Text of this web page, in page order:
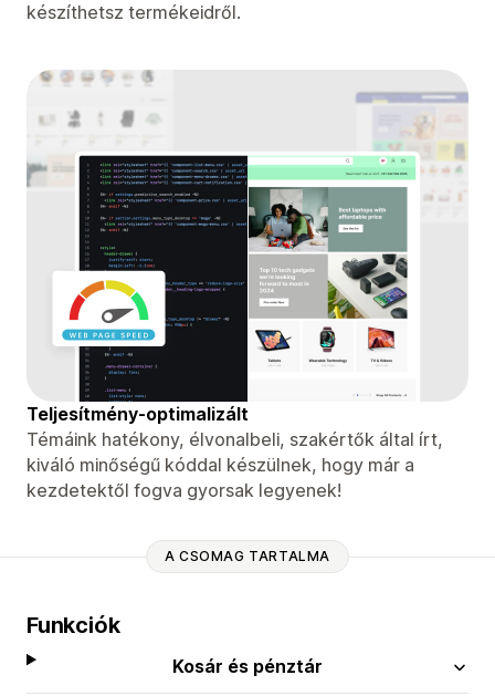
készíthetsz termékeidről.
Teljesítmény-optimalizált
Témáink hatékony, élvonalbeli, szakértők által írt,
kiváló minőségű kóddal készülnek, hogy már a
kezdetektől fogva gyorsak legyenek!
A CSOMAG TARTALMA
Funkciók
Kosár és pénztár